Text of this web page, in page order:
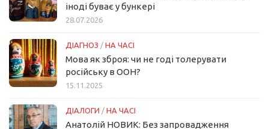
іноді буває у бункері
28.07.2026
ДІАГНОЗ / НА ЧАСІ
Мова як зброя: чи не годі толерувати
російську в ООН?
15.11.2025
ДІАЛОГИ / НА ЧАСІ
Анатолій НОВИК: Без запровадження